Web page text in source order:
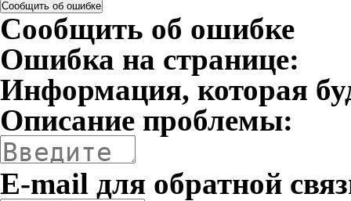
Сообщить об ошибке
Сообщить об ошибке
Ошибка на странице:
Информация, которая
Описание проблемы:
E-mail для обратной